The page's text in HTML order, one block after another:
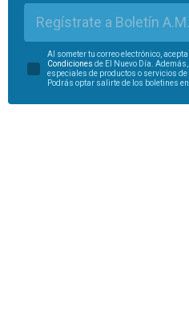
Regístrate a Boletín A.M.
Al someter tu correo electrónico,
Condiciones de El Nuevo Día.
especiales de productos o servicios
Podrás optar salirte de los boletines